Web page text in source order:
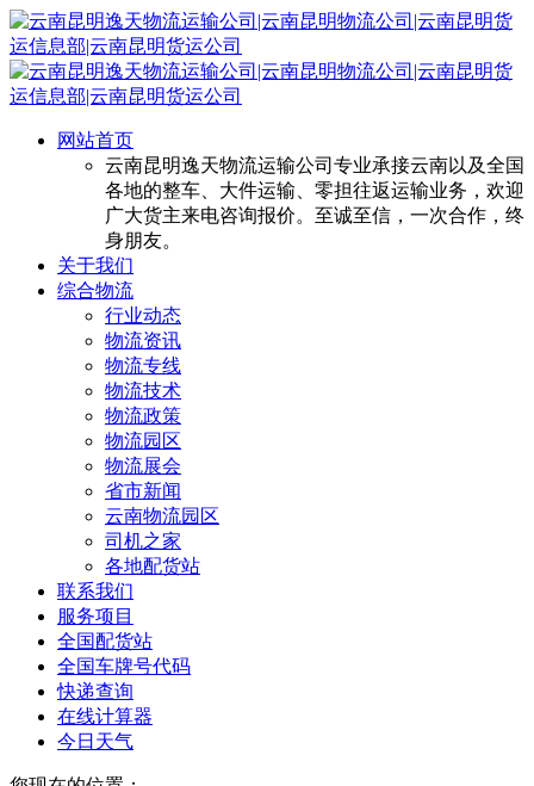
网站首页
云南昆明逸天物流运输公司专业承接云南以及全国
各地的整车、大件运输、零担往返运输业务，欢迎
广大货主来电咨询报价。至诚至信，一次合作，终
身朋友。
关于我们
综合物流
行业动态
物流资讯
物流专线
物流技术
物流政策
物流园区
物流展会
省市新闻
云南物流园区
司机之家
各地配货站
联系我们
服务项目
全国配货站
全国车牌号代码
快递查询
在线计算器
今日天气